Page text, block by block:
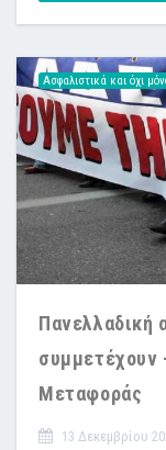
Ασφαλιστικά και όχι
Πανελλαδική
συμμετέχουν
Μεταφοράς
13 Δεκεμβρίου